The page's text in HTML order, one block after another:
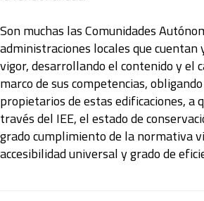
Son muchas las Comunidades
administraciones locales que
vigor, desarrollando el contenido y el
marco de sus competencias,
propietarios de estas edificaciones, a
través del IEE, el estado de
grado cumplimiento de la normativa
accesibilidad universal y grado de